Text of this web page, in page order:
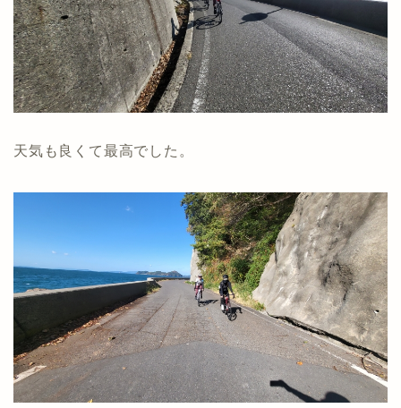
天気も良くて最高でした。